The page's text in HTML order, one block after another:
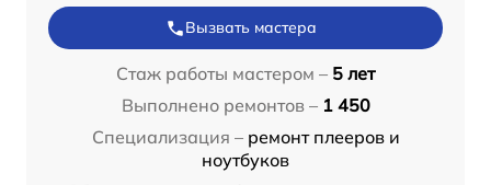
Вызвать мастера
Стаж работы мастером – 5 лет
Выполнено ремонтов – 1 450
Специализация – ремонт плееров и
ноутбуков